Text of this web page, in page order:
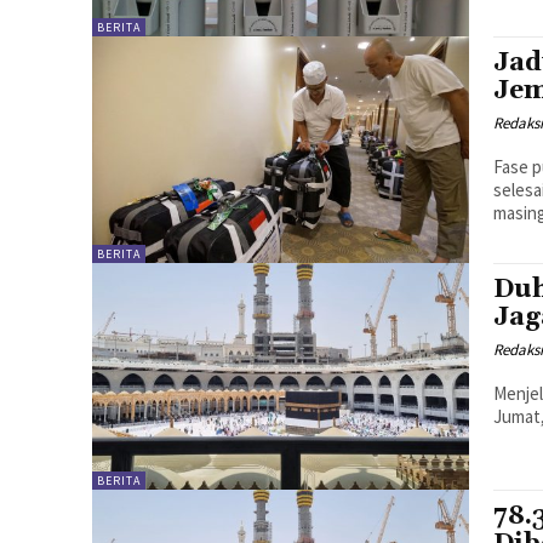
BERITA
BERITA
Redaksi
Fase
BERITA
Redaksi